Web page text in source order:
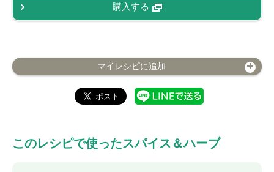
購入する
マイレシピに追加
このレシピで使ったスパイス＆ハーブ